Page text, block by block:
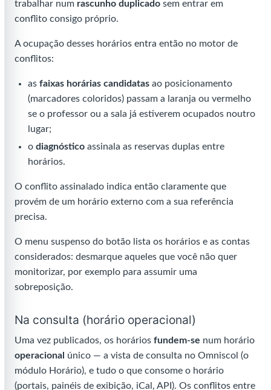
trabalhar num rascunho duplicado sem entrar em
conflito consigo próprio.
A ocupação desses horários entra então no motor de
conflitos:
asfaixas horárias candidatas ao posicionamento
(marcadores coloridos) passam a laranja ou vermelho
se o professor ou a sala já estiverem ocupados noutro
lugar;
odiagnóstico assinala as reservas duplas entre
horários.
O conflito assinalado indica então claramente que
provém de um horário externo com a sua referência
precisa.
O menu suspenso do botão lista os horários e as contas
considerados: desmarque aqueles que você não quer
monitorizar, por exemplo para assumir uma
sobreposição.
Na consulta (horário operacional)
Uma vez publicados, os horários fundem-se num horário
operacional único — a vista de consulta no Omniscol (o
módulo Horário), e tudo o que consome o horário
(portais, painéis de exibição, iCal, API). Os conflitos entre